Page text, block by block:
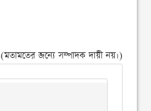
(মতামতের জন্যে সম্পাদক দায়ী নয়।)